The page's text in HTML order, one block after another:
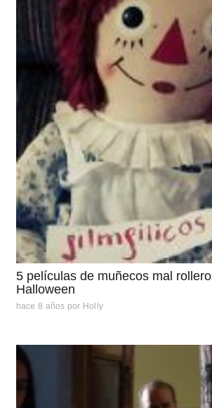
5 películas de muñecos mal
Halloween
hace 8 años por Holly